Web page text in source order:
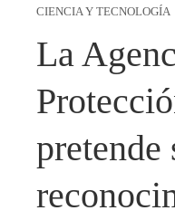
CIENCIA Y TECNOLOGÍA
La
pretende